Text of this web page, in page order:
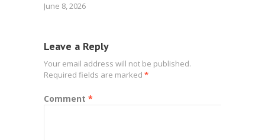
June 8, 2026
Leave a Reply
Your email address will not be published.
Required fields are marked *
Comment *